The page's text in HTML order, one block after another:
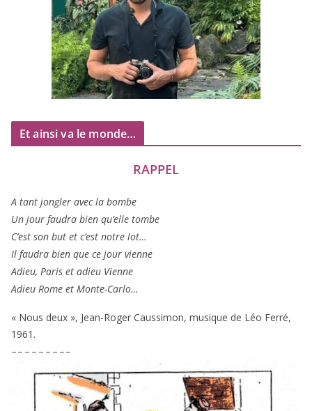
Et ainsi va le monde…
RAPPEL
A tant jon­gler avec la bombe
Un jour fau­dra bien qu’elle tombe
C’est son but et c’est notre lot…
Il fau­dra bien que ce jour vienne
Adieu, Paris et adieu Vienne
Adieu Rome et Monte-Carlo…
« Nous deux », Jean-Roger Caussimon, musique de Léo Ferré,
1961 .
– – – – – – – – –